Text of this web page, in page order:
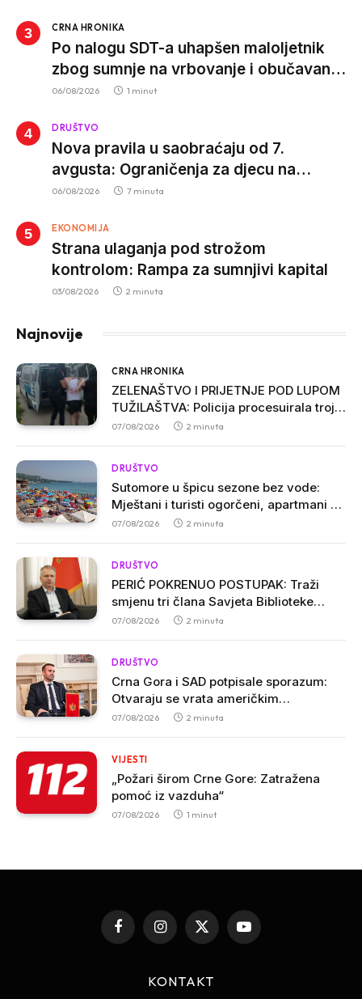
CRNA HRONIKA
Po nalogu SDT-a uhapšen maloljetnik
zbog sumnje na vrbovanje i obučavanje
za izvršenje terorističkih djela
06/08/2026 1 minut
DRUŠTVO
Nova pravila u saobraćaju od 7.
avgusta: Ograničenja za djecu na
trotinetima i mlade vozače, veće kazne
06/08/2026 7 minuta
EKONOMIJA
Strana ulaganja pod strožom
kontrolom: Rampa za sumnjivi kapital
03/08/2026 2 minuta
Najnovije
CRNA HRONIKA
ZELENAŠTVO I PRIJETNJE POD LUPOM
TUŽILAŠTVA: Policija procesuirala troje
osumnjičenih u Ulcinju
07/08/2026 2 minuta
DRUŠTVO
Sutomore u špicu sezone bez vode:
Mještani i turisti ogorčeni, apartmani se
prazne zbog višesatnih restrikcija
07/08/2026 2 minuta
DRUŠTVO
PERIĆ POKRENUO POSTUPAK: Traži
smjenu tri člana Savjeta Biblioteke
„Radosav Ljumović“ zbog inicijative o
07/08/2026 2 minuta
DRUŠTVO
Crna Gora i SAD potpisale sporazum:
Otvaraju se vrata američkim
investicijama i tehnologijama
07/08/2026 2 minuta
VIJESTI
„Požari širom Crne Gore: Zatražena
pomoć iz vazduha“
07/08/2026 1 minut
FacebookInstagram
X
(Twitter)
YouTube
KONTAKT